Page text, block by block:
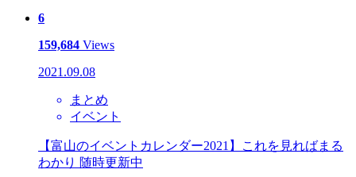
6
159,684 Views
2021.09.08
まとめ
イベント
【富山のイベントカレンダー2021】これを見ればまる
わかり 随時更新中